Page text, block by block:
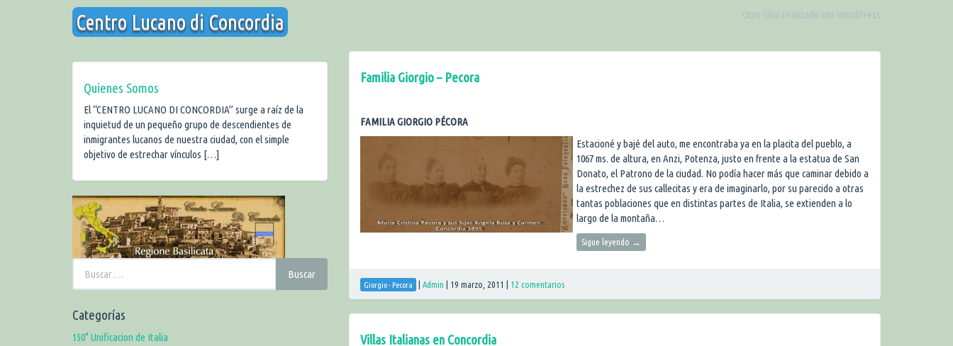
Centro Lucano di Concordia Otro sitio realizado con WordPress
Familia Giorgio – Pecora
FAMILIA GIORGIO PÉCORA
Estacioné y bajé del auto, me encontraba ya en la placita del pueblo, a
1067 ms. de altura, en Anzi, Potenza, justo en frente a la estatua de San
Donato, el Patrono de la ciudad. No podía hacer más que caminar debido a
la estrechez de sus callecitas y era de imaginarlo, por su parecido a otras
tantas poblaciones que en distintas partes de Italia, se extienden a lo
largo de la montaña…
Sigue leyendo →
Giorgio - Pecora Admin 19 marzo, 2011 12 comentarios
Villas Italianas en Concordia
Quienes Somos
El “CENTRO LUCANO DI CONCORDIA” surge a raíz de la
inquietud de un pequeño grupo de descendientes de
inmigrantes lucanos de nuestra ciudad, con el simple
objetivo de estrechar vínculos […]
Buscar:
Buscar
Categorías
150° Unificacion de Italia